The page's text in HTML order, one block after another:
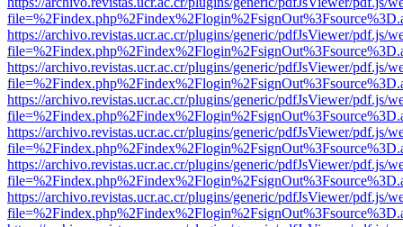
https://archivo.revistas.ucr.ac.cr/plugins/generic/pdfJsViewer/pdf.js/
https://archivo.revistas.ucr.ac.cr/plugins/generic/pdfJsViewer/pdf.js/
https://archivo.revistas.ucr.ac.cr/plugins/generic/pdfJsViewer/pdf.js/
https://archivo.revistas.ucr.ac.cr/plugins/generic/pdfJsViewer/pdf.js/
https://archivo.revistas.ucr.ac.cr/plugins/generic/pdfJsViewer/pdf.js/
https://archivo.revistas.ucr.ac.cr/plugins/generic/pdfJsViewer/pdf.js/